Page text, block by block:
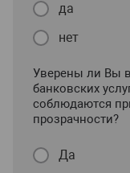
да
нет
Уверены ли Вы
банковских
соблюдаются
прозрачности?
Да